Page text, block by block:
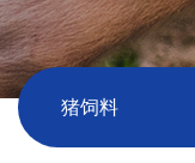
猪饲料